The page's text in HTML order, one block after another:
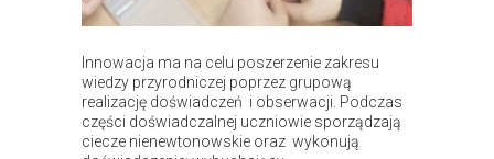
Innowacja ma na celu poszerzenie zakresu
wiedzy przyrodniczej poprzez grupową
realizację doświadczeń i obserwacji. Podczas
części doświadczalnej uczniowie sporządzają
ciecze nienewtonowskie oraz wykonują